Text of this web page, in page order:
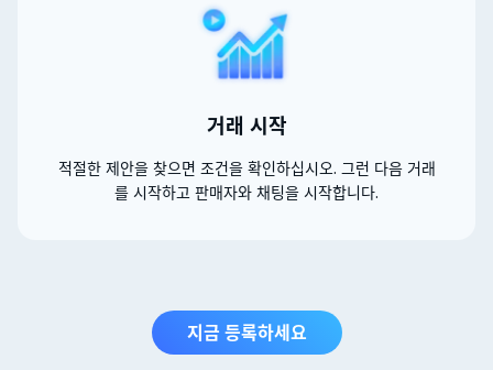
거래 시작
적절한 제안을 찾으면 조건을 확인하십시오. 그런 다음 거래
를 시작하고 판매자와 채팅을 시작합니다.
지금 등록하세요